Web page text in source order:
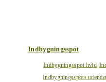
Indbygningsspot
Indbygningsspot hvid
Indbygningsspots